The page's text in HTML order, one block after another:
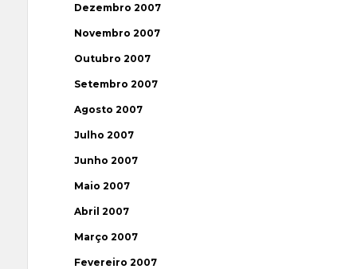
Dezembro 2007
Novembro 2007
Outubro 2007
Setembro 2007
Agosto 2007
Julho 2007
Junho 2007
Maio 2007
Abril 2007
Março 2007
Fevereiro 2007